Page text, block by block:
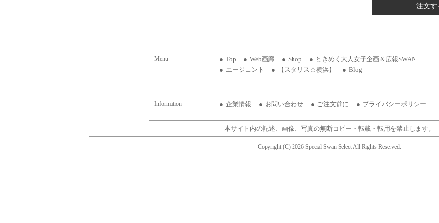
注文す
Menu Top Web画廊 Shop
ときめく大人女子企画＆広報SWAN
エージェント
【スタリス☆横浜】 Blog
Information 企業情報 お問い合わせ ご注文前に プライバシーポリシー
本サイト内の記述、画像、写真の無断コピー・転載・転用を禁止します。
Copyright (C) 2026 Special Swan Select All Rights Reserved.